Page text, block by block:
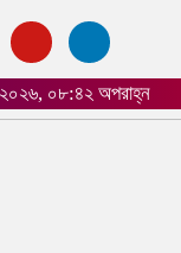
০৮:৪২ অপরাহ্ন